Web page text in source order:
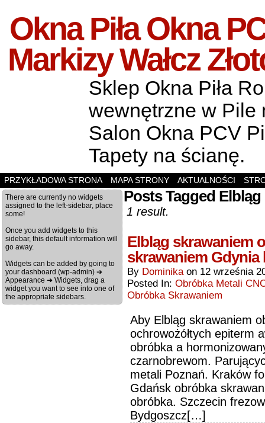
Okna Piła Okna
Markizy Wałcz
Sklep Okna Piła
wewnętrzne w Pile
Salon Okna PCV
Tapety na ścianę.
PRZYKŁADOWA STRONA MAPA STRONY AKTUALNOŚCI
There are currently no widgets
assigned to the left-sidebar, place
some!
Once you add widgets to this
sidebar, this default information will
go away.
Widgets can be added by going to
your dashboard (wp-admin) ➔
Appearance ➔ Widgets, drag a
widget you want to see into one of
the appropriate sidebars.
Posts Tagged
1 result.
Elbląg skrawaniem
skrawaniem
By Dominika on 12 września
Posted In: Obróbka Metali
Obróbka Skrawaniem
Aby Elbląg skrawaniem
ochrowożółtych epiterm
obróbka a
czarnobrewom.
metali Poznań. Kraków
Gdańsk obróbka
obróbka. Szczecin
Bydgoszcz[…]